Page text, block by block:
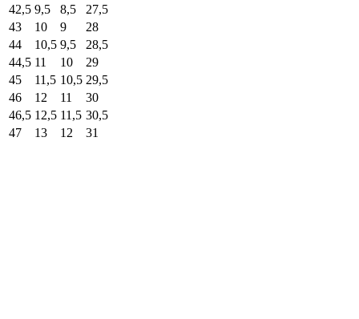
42,5 9,5 8,5
27,5
43
10 9
28
44
10,5 9,5
28,5
44,5 11 10
29
45
11,5 10,5 29,5
46
12 11
30
46,5 12,5 11,5 30,5
47
13 12 31